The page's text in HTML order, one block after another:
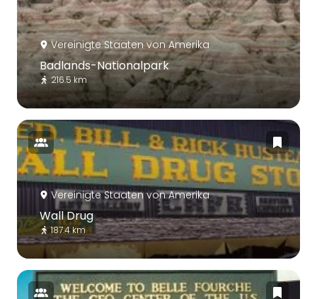
Vereinigte Staaten von Amerika
Badlands-Nationalpark
216.5 km
Vereinigte Staaten von Amerika
Wall Drug
187.4 km